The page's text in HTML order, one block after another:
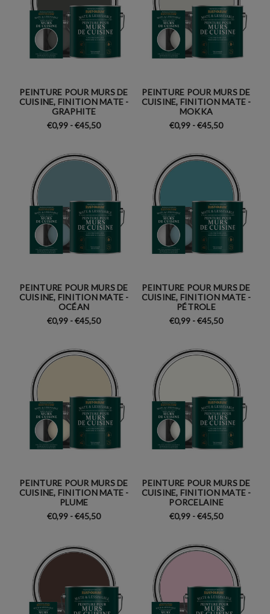
PEINTURE POUR MURS DE
CUISINE, FINITION MATE -
GRAPHITE
€0,99 - €45,50
PEINTURE POUR MURS DE
CUISINE, FINITION MATE -
MOKKA
€0,99 - €45,50
PEINTURE POUR MURS DE
CUISINE, FINITION MATE -
OCÉAN
€0,99 - €45,50
PEINTURE POUR MURS DE
CUISINE, FINITION MATE -
PÉTROLE
€0,99 - €45,50
PEINTURE POUR MURS DE
CUISINE, FINITION MATE -
PLUME
€0,99 - €45,50
PEINTURE POUR MURS DE
CUISINE, FINITION MATE -
PORCELAINE
€0,99 - €45,50